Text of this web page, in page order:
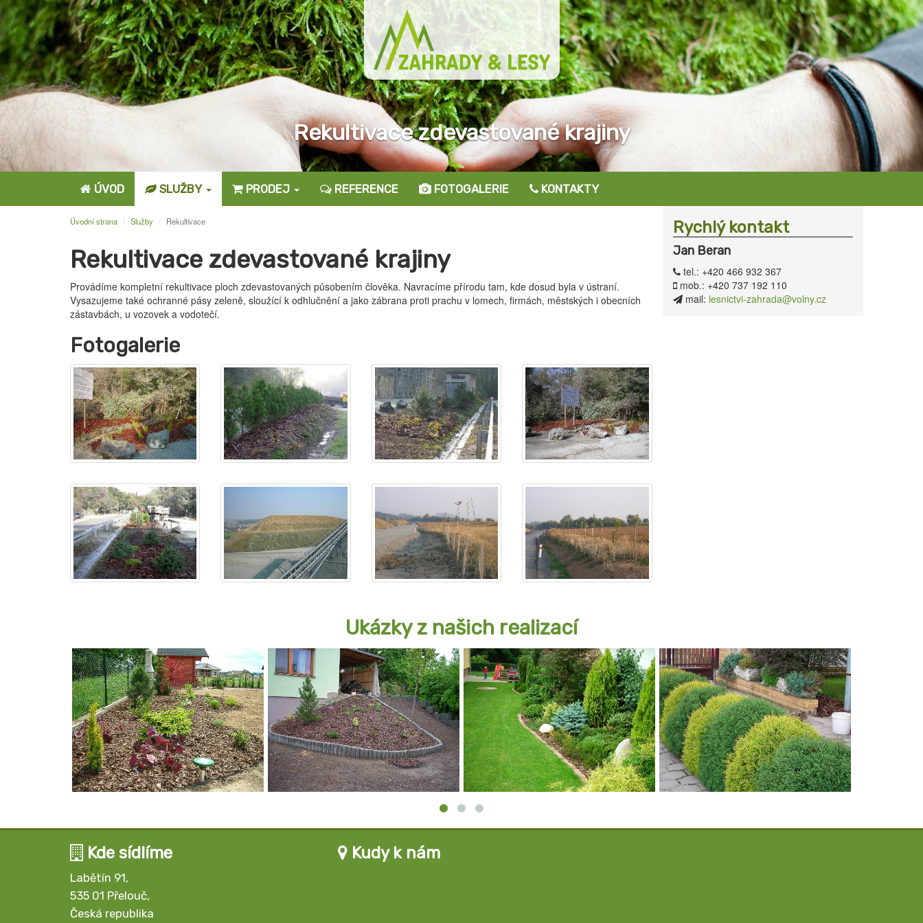
Rekultivace zdevastované krajiny
ÚVOD SLUŽBY PRODEJ REFERENCE FOTOGALERIE KONTAKTY
Úvodní strana Služby Rekultivace
Rekultivace zdevastované krajiny
Provádíme kompletní rekultivace ploch zdevastovaných působením člověka. Navracíme přírodu tam, kde dosud byla v ústraní.
Vysazujeme také ochranné pásy zeleně, sloužící k odhlučnění a jako zábrana proti prachu v lomech, firmách, městských i obecních
zástavbách, u vozovek a vodotečí.
Fotogalerie
Rychlý kontakt
Jan Beran
tel.: +420 466 932 367
mob.: +420 737 192 110
mail: lesnictvi-zahrada@volny.cz
Ukázky z našich realizací
Kde sídlíme
Labětín 91,
535 01 Přelouč,
Česká republika
Kudy k nám